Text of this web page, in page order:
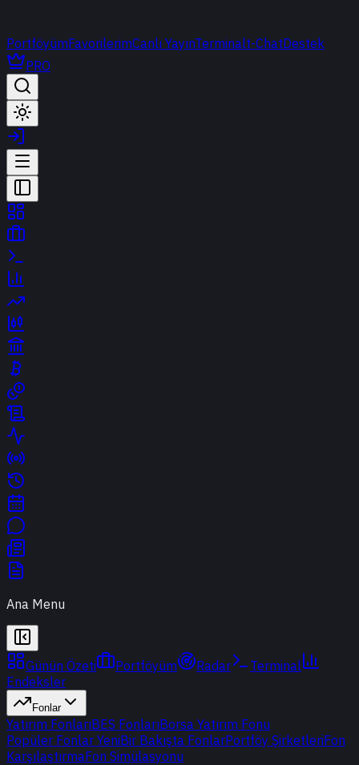
PortföyümFavorilerimCanlı YayınTerminalt-ChatDestek
PRO
Ana Menu
Günün Özeti Portföyüm Radar
Terminal
Endeksler
Fonlar
Yatırım FonlarıBES FonlarıBorsa Yatırım Fonu
Popüler Fonlar YeniBir Bakışta FonlarPortföy ŞirketleriFon
KarşılaştırmaFon Simülasyonu